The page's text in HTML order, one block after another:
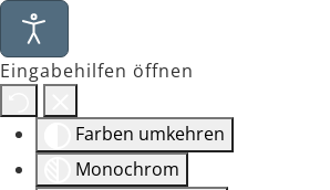
Eingabehilfen öffnen
Farben umkehren
Monochrom